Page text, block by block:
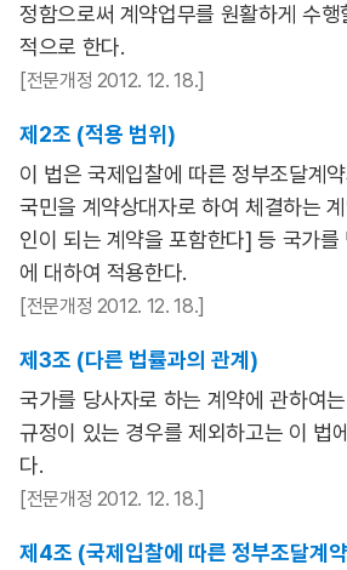
정함으로써 계약업무를 원활하게 수
적으로 한다.
[전문개정 2012. 12. 18.]
제2조 (적용 범위)
이 법은 국제입찰에 따른 정부조달계
국민을 계약상대자로 하여 체결하는
인이 되는 계약을 포함한다] 등 국가
에 대하여 적용한다.
[전문개정 2012. 12. 18.]
제3조 (다른 법률과의 관계)
국가를 당사자로 하는 계약에 관하여
규정이 있는 경우를 제외하고는 이 법
다.
[전문개정 2012. 12. 18.]
제4조 (국제입찰에 따른 정부조달계